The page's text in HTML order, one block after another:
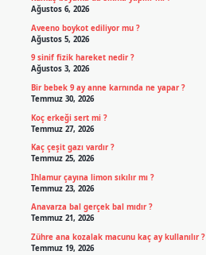
Ağustos 6, 2026
Aveeno boykot ediliyor mu ?
Ağustos 5, 2026
9 sinif fizik hareket nedir ?
Ağustos 3, 2026
Bir bebek 9 ay anne karnında ne yapar ?
Temmuz 30, 2026
Koç erkeği sert mi ?
Temmuz 27, 2026
Kaç çeşit gazı vardır ?
Temmuz 25, 2026
Ihlamur çayına limon sıkılır mı ?
Temmuz 23, 2026
Anavarza bal gerçek bal mıdır ?
Temmuz 21, 2026
Zühre ana kozalak macunu kaç ay kullanılır ?
Temmuz 19, 2026